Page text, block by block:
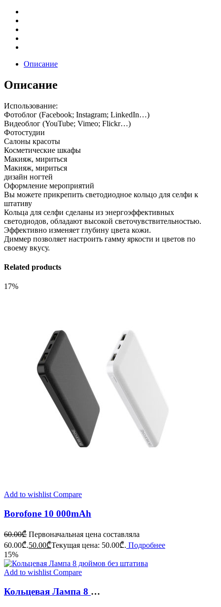
Описание
Описание
Использование:
Фотоблог (Facebook; Instagram; LinkedIn…)
Видеоблог (YouTube; Vimeo; Flickr…)
Фотостудии
Салоны красоты
Косметические шкафы
Макияж, мириться
Макияж, мириться
дизайн ногтей
Оформление мероприятий
Вы можете прикрепить светодиодное кольцо для селфи к
штативу
Кольца для селфи сделаны из энергоэффективных
светодиодов, обладают высокой светочувствительностью.
Эффективно изменяет глубину цвета кожи.
Диммер позволяет настроить гамму яркости и цветов по
своему вкусу.
Related products
17%
Add to wishlist Compare
Borofone 10 000mAh
60.00₾ Первоначальная цена составляла
60.00₾.50.00₾Текущая цена: 50.00₾. Подробнее
15%
Add to wishlist Compare
Кольцевая Лампа 8 дюймов без штатива